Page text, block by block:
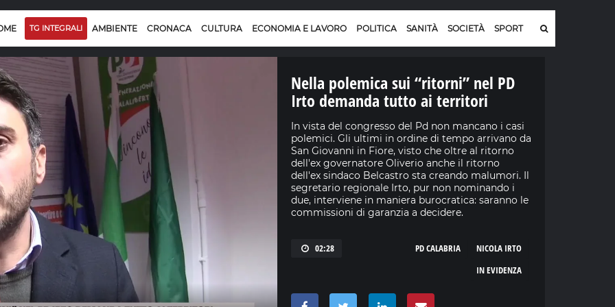
TG INTEGRALI AMBIENTE CRONACA CULTURA ECONOMIA E LAVORO POLITICA SANITÀ SOCIETÀ SPORT
Nella polemica sui “ritorni” nel PD
Irto demanda tutto ai territori
In vista del congresso del Pd non mancano i casi
polemici. Gli ultimi in ordine di tempo arrivano da
San Giovanni in Fiore, visto che oltre al ritorno
dell'ex governatore Oliverio anche il ritorno
dell'ex sindaco Belcastro sta creando malumori. Il
segretario regionale Irto, pur non nominando i
due, interviene in maniera burocratica: saranno le
commissioni di garanzia a decidere.
02:28 NICOLA IRTO
PD CALABRIA
IN EVIDENZA